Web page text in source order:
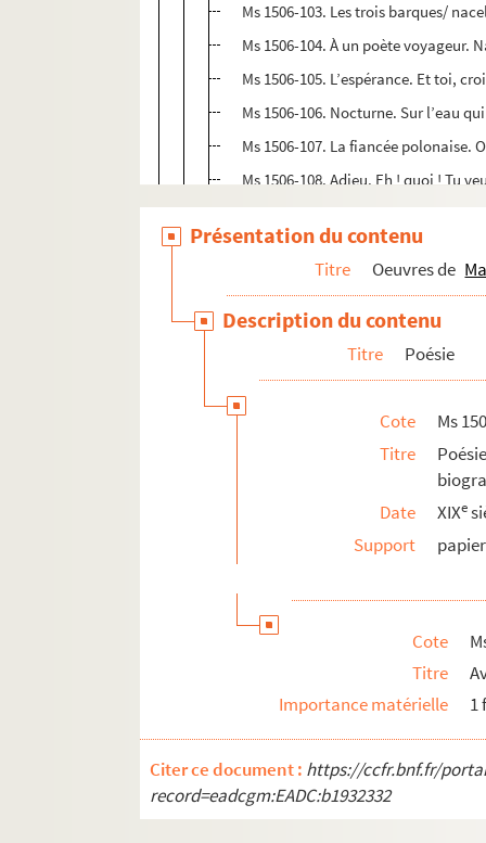
Ms 1506-103. Les trois barques/
Ms 1506-104. À un poète voyageur.
Ms 1506-105. L’espérance. Et toi,
Ms 1506-106. Nocturne. Sur l’eau
Ms 1506-107. La fiancée polonaise.
Ms 1506-108. Adieu. Eh ! quoi ! Tu
Ms 1751-59. Poème autographeLe
Ms 1751-62. Poème autographe : Pour
Ms 1762. Copie de vers de
Ms 1766-219. Copies manuscrites non
Ms 1766-229. Copie manuscrite par
Ms 1766-230. Copie autographe de
Ms 1766-231. Copie autographe d’un
Ms 1766-232. Texte autographe de
Ms 1766-233. Copie autographe d'un
Ms 1766-234. Copie autographe
Ms 1766-238. Copie autographe signée
Ms 1766-239. Copie autographe signée
Ms 1766-240. Fragment de brouillon
Présentation du contenu
Titre Oeuvres de
Description du contenu
Titre Poésie
Cote
Ms
Titre
Date
XIXe
Support
papier
Cote
Titre
Importance matérielle
1
Citer ce document : https://ccfr.bnf.fr/
record=eadcgm:EADC:b1932332